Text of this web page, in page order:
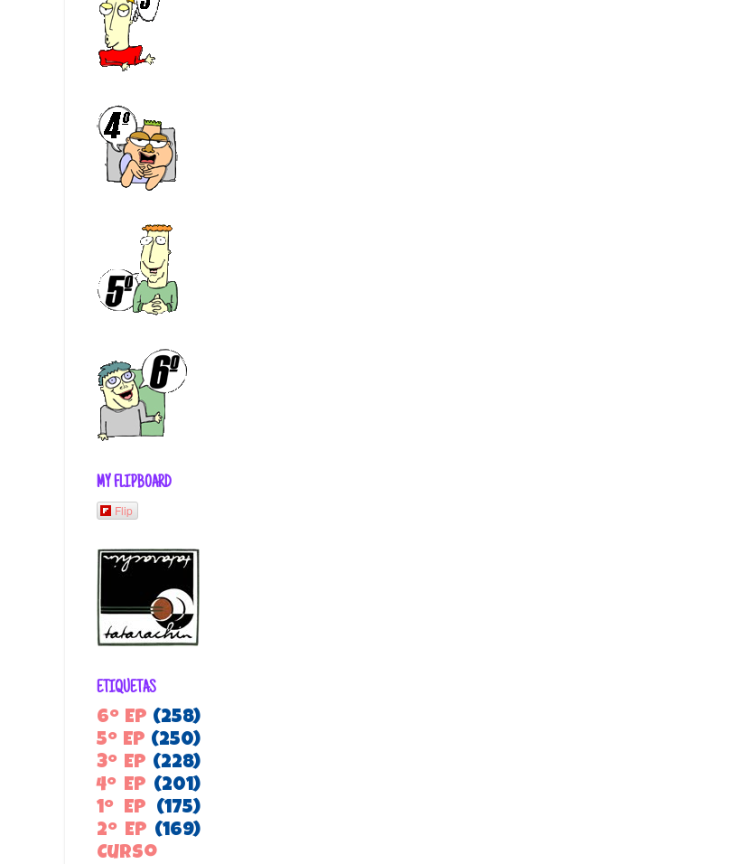
MY FLIPBOARD
Flip
ETIQUETAS
6º EP (258)
5º EP (250)
3º EP (228)
4º EP (201)
1º EP
(175)
2º EP (169)
Curso